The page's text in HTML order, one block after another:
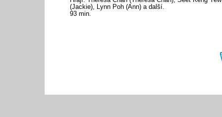
(Jackie), Lynn Poh (Ann) a další.
93 min.